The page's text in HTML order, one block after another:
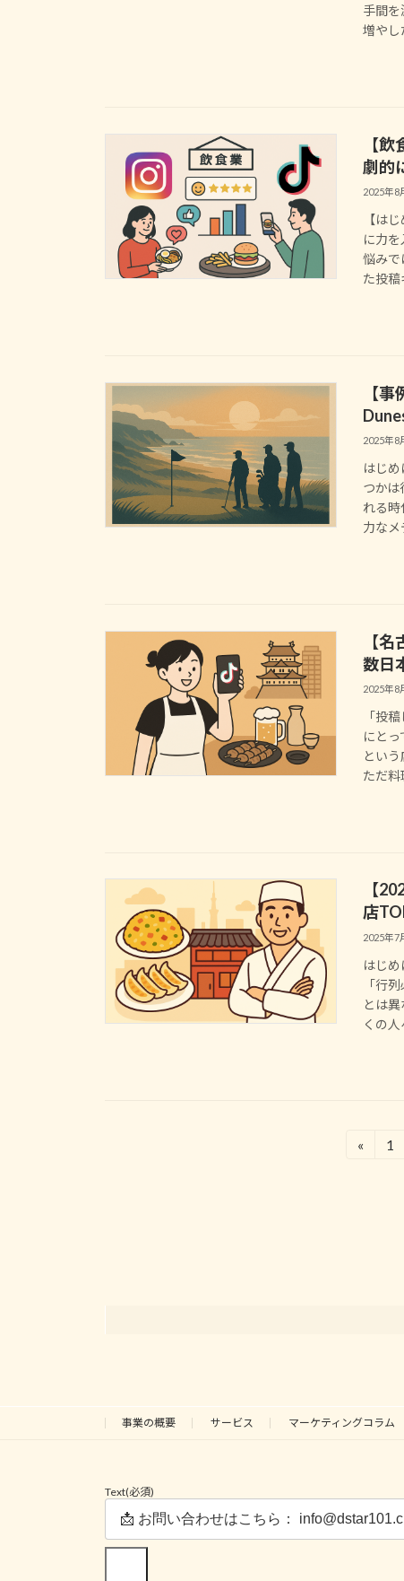
手間
増や
【
劇的
2025年8
【は
に力
悩みで
た投稿
【
2025年8
はじ
つか
れる時
力なメ
【
数日
2025年8
「投
にと
とい
ただ
【
店
2025年7
はじ
「行
とは
くの
«
固
1
事業の概要 サービス マーケティングコラム
Text(必須)